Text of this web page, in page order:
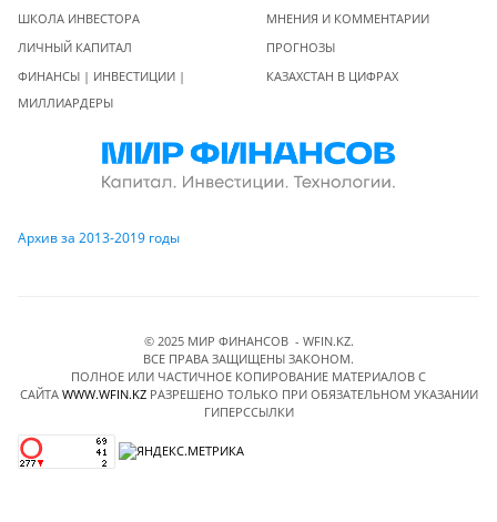
ШКОЛА ИНВЕСТОРА
ЛИЧНЫЙ КАПИТАЛ
ФИНАНСЫ | ИНВЕСТИЦИИ |
МИЛЛИАРДЕРЫ
МНЕНИЯ И КОММЕНТАРИИ
ПРОГНОЗЫ
КАЗАХСТАН В ЦИФРАХ
Архив за 2013-2019 годы
© 2025 МИР ФИНАНСОВ - WFIN.KZ.
ВСЕ ПРАВА ЗАЩИЩЕНЫ ЗАКОНОМ.
ПОЛНОЕ ИЛИ ЧАСТИЧНОЕ КОПИРОВАНИЕ МАТЕРИАЛОВ C
САЙТА WWW.WFIN.KZРАЗРЕШЕНО ТОЛЬКО ПРИ ОБЯЗАТЕЛЬНОМ УКАЗАНИИ
ГИПЕРССЫЛКИ